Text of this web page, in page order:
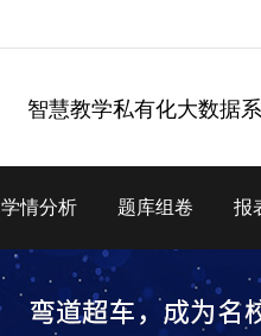
智慧教学私有化大数据
学情分析 题库组卷 报